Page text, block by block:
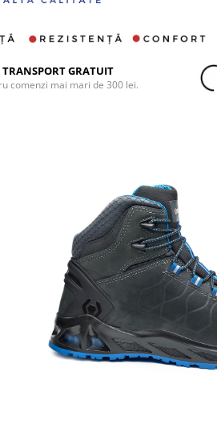
TRANSPORT GRATUIT
comenzi mai mari de 300 lei.